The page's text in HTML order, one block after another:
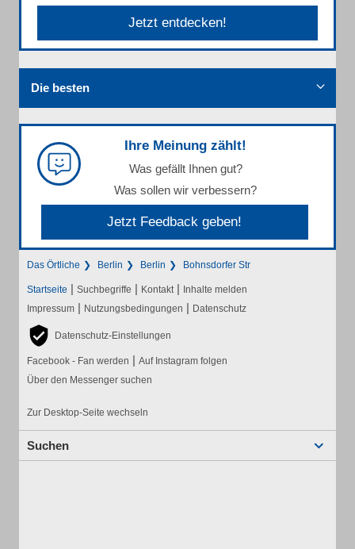
Jetzt entdecken!
Die besten
Ihre Meinung zählt!
Was gefällt Ihnen gut?
Was sollen wir verbessern?
Jetzt Feedback geben!
Das Örtliche Berlin Berlin Bohnsdorfer Str
Startseite | Suchbegriffe | Kontakt | Inhalte melden
Impressum | Nutzungsbedingungen | Datenschutz
Datenschutz-Einstellungen
Facebook - Fan werden | Auf Instagram folgen
Über den Messenger suchen
Zur Desktop-Seite wechseln
Suchen